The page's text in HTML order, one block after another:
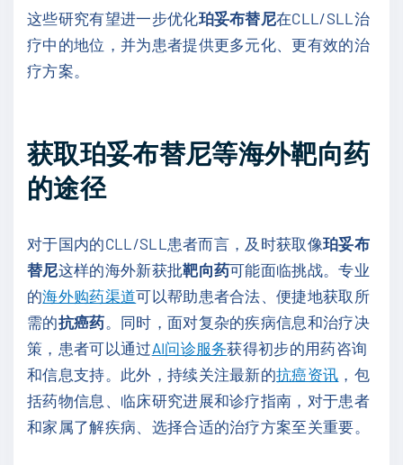
这些研究有望进一步优化珀妥布替尼在CLL/SLL治
疗中的地位，并为患者提供更多元化、更有效的治
疗方案。
获取珀妥布替尼等海外靶向药
的途径
对于国内的CLL/SLL患者而言，及时获取像珀妥布
替尼这样的海外新获批靶向药可能面临挑战。专业
的海外购药渠道可以帮助患者合法、便捷地获取所
需的抗癌药 。同时，面对复杂的疾病信息和治疗决
策，患者可以通过AI问诊服务获得初步的用药咨询
和信息支持。此外，持续关注最新的抗癌资讯 ，包
括药物信息、临床研究进展和诊疗指南，对于患者
和家属了解疾病、选择合适的治疗方案至关重要。